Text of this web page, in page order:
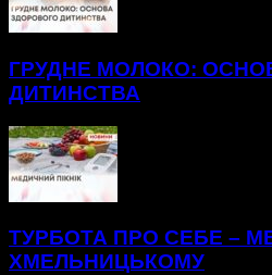
ГРУДНЕ МОЛОКО:
ДИТИНСТВА
ТУРБОТА ПРО СЕБЕ –
ХМЕЛЬНИЦЬКОМУ